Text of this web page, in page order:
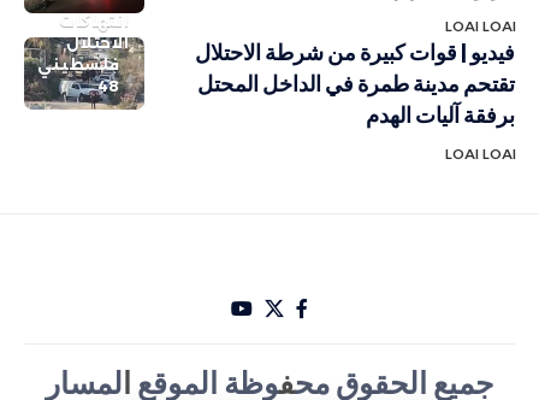
LOAI LOAI
انتهاكات
الاحتلال
فلسطيني
48
فيديو | قوات كبيرة من شرطة الاحتلال
تقتحم مدينة طمرة في الداخل المحتل
برفقة آليات الهدم
LOAI LOAI
جميع الحقوق محفوظة الموقع المسار